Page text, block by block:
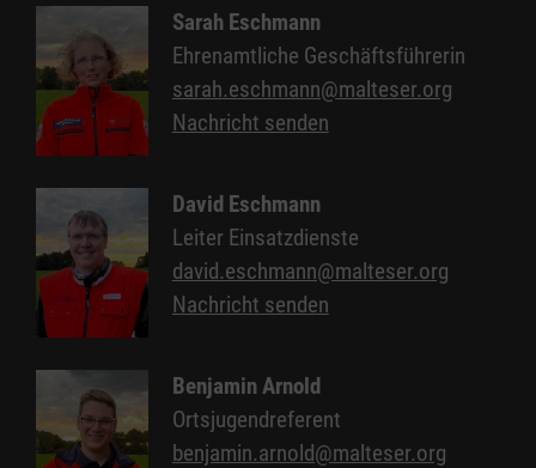
Sarah Eschmann
Ehrenamtliche Geschäftsführerin
sarah.eschmann@malteser.org
Nachricht senden
David Eschmann
Leiter Einsatzdienste
david.eschmann@malteser.org
Nachricht senden
Benjamin Arnold
Ortsjugendreferent
benjamin.arnold@malteser.org